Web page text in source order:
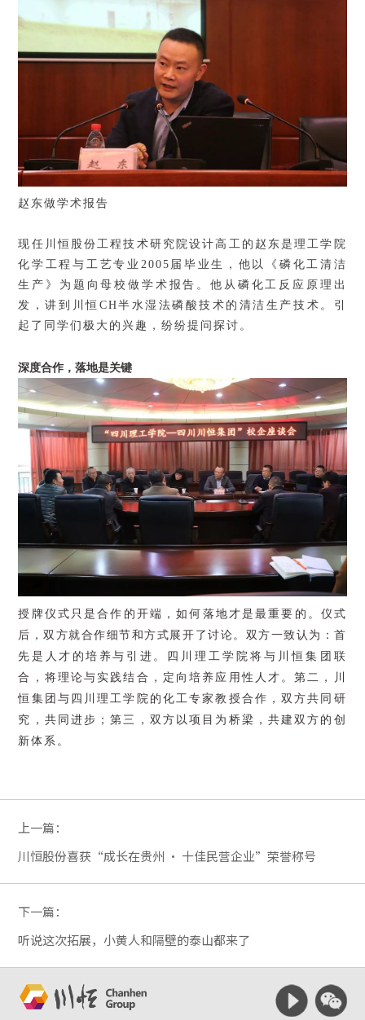
赵东做学术报告
现任川恒股份工程技术研究院设计高工的赵东是理工学院
化学工程与工艺专业 2005 届毕业生，他以《磷化工清洁
生产》为题向母校做学术报告。他从磷化工反应原理出
发，讲到川恒 CH半水湿法磷酸技术的清洁生产技术。引
起了同学们极大的兴趣，纷纷提问探讨。
深度合作，落地是关键
授牌仪式只是合作的开端，如何落地才是最重要的。仪式
后，双方就合作细节和方式展开了讨论。双方一致认为：首
先是人才的培养与引进。
四川理工学院将与川恒集团联
合，将理论与实践结合，定向培养应用性人才。第二，川
恒集团与四川理工学院的化工专家教授合作，双方共同研
究，共同进步；第三，双方以项目为桥梁，共建双方的创
新体系。
上一篇：
川恒股份喜获“成长在贵州 · 十佳民营企业”荣誉称号
下一篇：
听说这次拓展，小黄人和隔壁的泰山都来了